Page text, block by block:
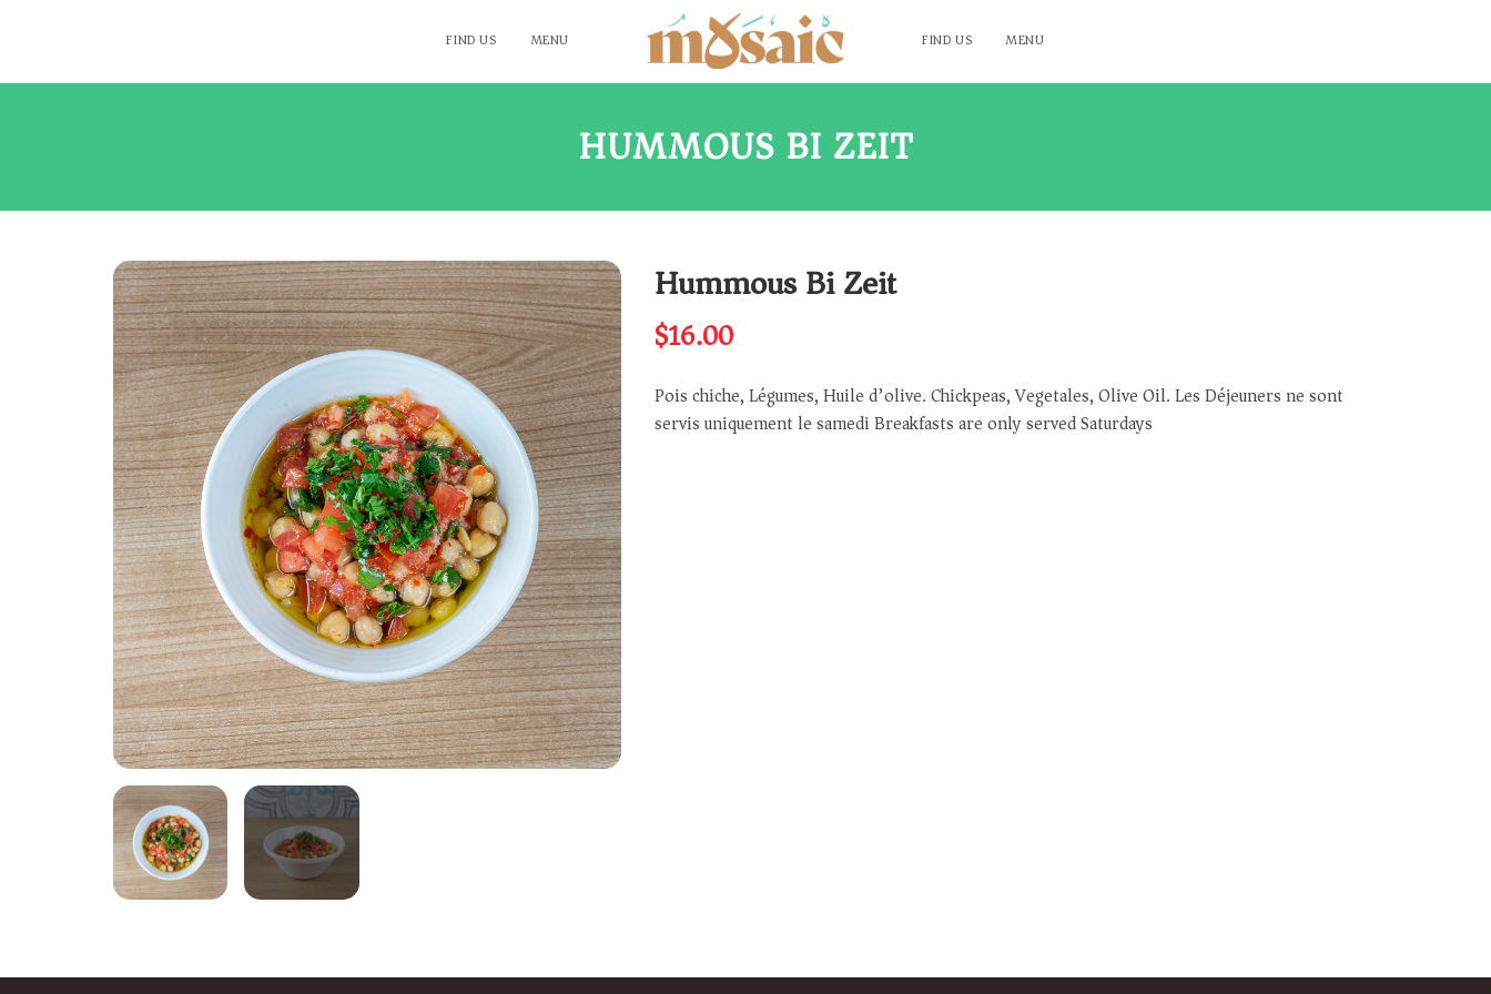
FIND US MENU FIND US MENU
HUMMOUS BI ZEIT
Hummous Bi Zeit
$16.00
Pois chiche, Légumes, Huile d’olive. Chickpeas, Vegetales, Olive Oil. Les Déjeuners ne sont
servis uniquement le samedi Breakfasts are only served Saturdays